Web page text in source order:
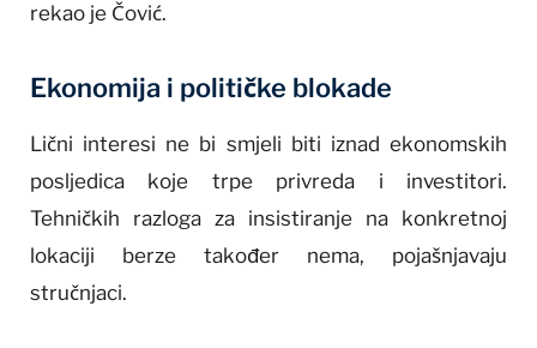
rekao je Čović.
Ekonomija i političke blokade
Lični interesi ne bi smjeli biti iznad ekonomskih
posljedica koje trpe privreda i investitori.
Tehničkih razloga za insistiranje na konkretnoj
lokaciji berze također nema, pojašnjavaju
stručnjaci.